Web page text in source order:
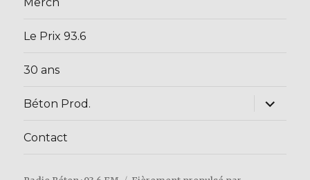
Le Prix 93.6
30 ans
Béton Prod.
ouvrir
Contact